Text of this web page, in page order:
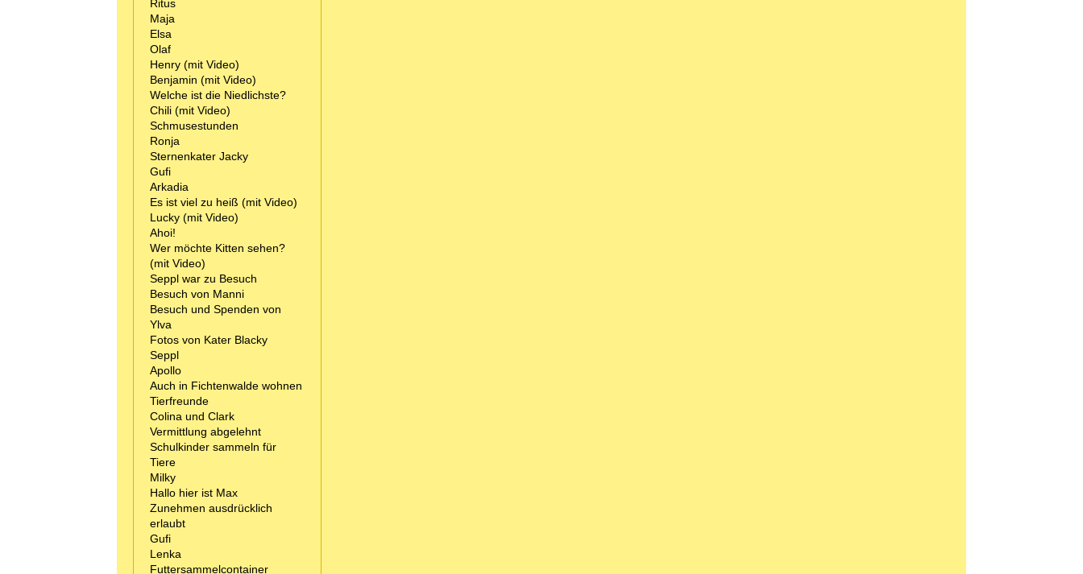
Ritus
Maja
Elsa
Olaf
Henry (mit Video)
Benjamin (mit Video)
Welche ist die Niedlichste?
Chili (mit Video)
Schmusestunden
Ronja
Sternenkater Jacky
Gufi
Arkadia
Es ist viel zu heiß (mit Video)
Lucky (mit Video)
Ahoi!
Wer möchte Kitten sehen?
(mit Video)
Seppl war zu Besuch
Besuch von Manni
Besuch und Spenden von
Ylva
Fotos von Kater Blacky
Seppl
Apollo
Auch in Fichtenwalde wohnen
Tierfreunde
Colina und Clark
Vermittlung abgelehnt
Schulkinder sammeln für
Tiere
Milky
Hallo hier ist Max
Zunehmen ausdrücklich
erlaubt
Gufi
Lenka
Futtersammelcontainer